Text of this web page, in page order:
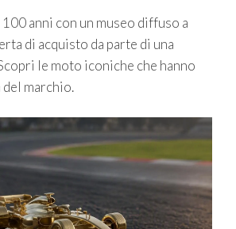
anni con un museo diffuso a
di acquisto da parte di una
le moto iconiche che hanno
marchio.